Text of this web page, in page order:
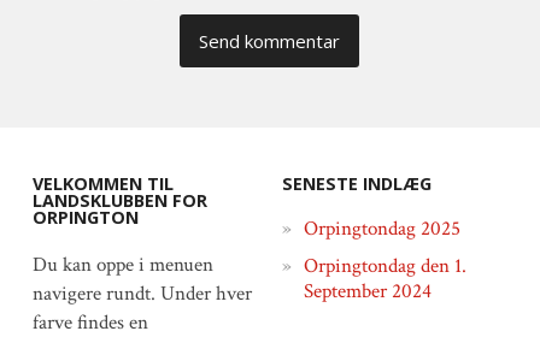
VELKOMMEN TIL
LANDSKLUBBEN FOR
ORPINGTON
Du kan oppe i menuen
navigere rundt. Under hver
farve findes en
SENESTE INDLÆG
Orpingtondag 2025
Orpingtondag den 1.
September 2024